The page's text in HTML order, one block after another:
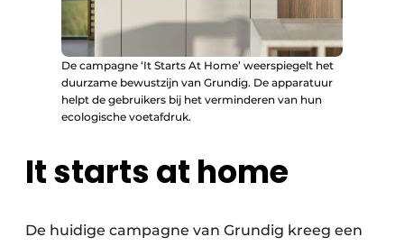
De campagne ‘It Starts At Home’ weerspiegelt het
duurzame bewustzijn van Grundig. De apparatuur
helpt de gebruikers bij het verminderen van hun
ecologische voetafdruk.
It starts at home
De huidige campagne van Grundig kreeg een